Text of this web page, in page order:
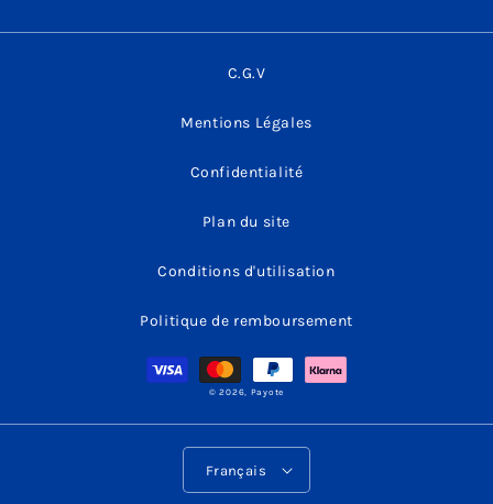
C.G.V
Mentions Légales
Confidentialité
Plan du site
Conditions d'utilisation
Politique de remboursement
© 2026, Payote
L
Français